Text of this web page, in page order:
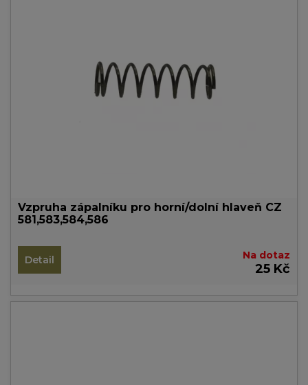
Vzpruha zápalníku pro horní/dolní hlaveň CZ
581,583,584,586
Detail Na dotaz
25 Kč